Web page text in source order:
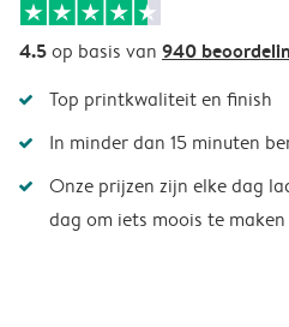
4.5op basis van 940
Top printkwaliteit en finish
In minder dan 15 minuten
Onze prijzen zijn elke dag
dag om iets moois te maken